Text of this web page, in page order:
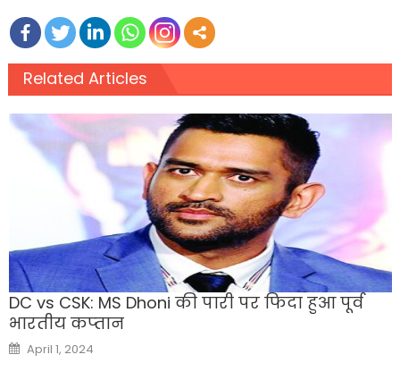
Related Articles
DC vs CSK: MS Dhoni की पारी पर फिदा हुआ पूर्व
भारतीय कप्‍तान
Posted
on
April 1, 2024